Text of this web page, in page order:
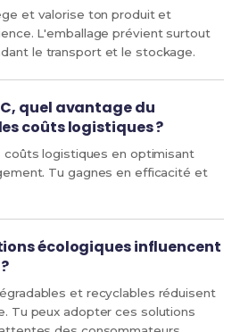
et valorise ton produit et
L'emballage prévient surtout
le transport et le stockage.
quel avantage du
coûts logistiques ?
coûts logistiques en optimisant
Tu gagnes en efficacité et
écologiques influencent
et recyclables réduisent
Tu peux adopter ces solutions